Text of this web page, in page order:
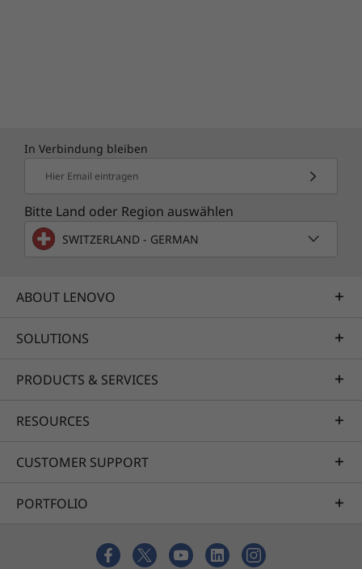
In Verbindung bleiben
Hier Email eintragen
Bitte Land oder Region auswählen
SWITZERLAND - GERMAN
ABOUT LENOVO
SOLUTIONS
PRODUCTS & SERVICES
RESOURCES
CUSTOMER SUPPORT
PORTFOLIO